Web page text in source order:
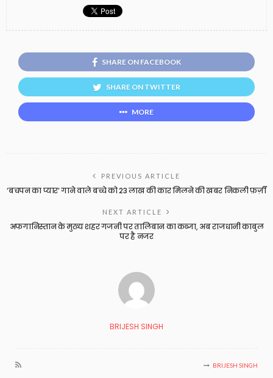
SHARE ON FACEBOOK
SHARE ON TWITTER
MORE
PREVIOUS ARTICLE
‘बचपन का प्यार’ गाने वाले बच्चे को 23 लाख की कार मिलने की खबर निकली फ़र्ज़ी
NEXT ARTICLE
अफगानिस्तान के मुख्य शहर गजनी पर तालिबान का कब्जा, अब राजधानी काबुल
पर है नजर
BRIJESH SINGH
BRIJESH SINGH